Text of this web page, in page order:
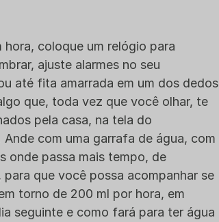
coloque um relógio para
ajuste alarmes no seu
até fita amarrada em um dos dedos
que, toda vez que você olhar, te
pela casa, na tela do
com uma garrafa de água, com
onde passa mais tempo, de
que você possa acompanhar se
torno de 200 ml por hora, em
seguinte e como fará para ter água